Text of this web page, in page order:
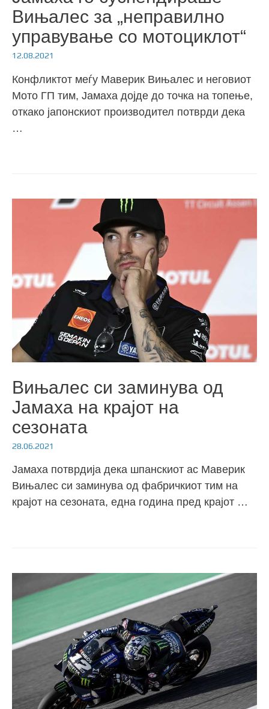
Вињалес за „неправилно
управување со мотоциклот“
12.08.2021
Конфликтот меѓу Маверик Вињалес и неговиот
Мото ГП тим, Јамаха дојде до точка на топење,
откако јапонскиот производител потврди дека
…
Вињалес си заминува од
Јамаха на крајот на
сезоната
28.06.2021
Јамаха потврдија дека шпанскиот ас Маверик
Вињалес си заминува од фабричкиот тим на
крајот на сезоната, една година пред крајот …